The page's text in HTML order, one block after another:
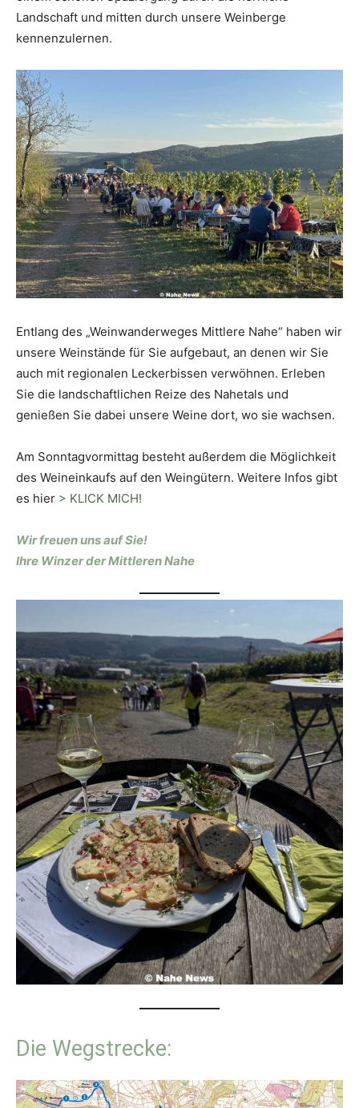
Landschaft und mitten durch unsere Weinberge
kennenzulernen.
Entlang des „Weinwanderweges Mittlere Nahe“ haben wir
unsere Weinstände für Sie aufgebaut, an denen wir Sie
auch mit regionalen Leckerbissen verwöhnen. Erleben
Sie die landschaftlichen Reize des Nahetals und
genießen Sie dabei unsere Weine dort, wo sie wachsen.
Am Sonntagvormittag besteht außerdem die Möglichkeit
des Weineinkaufs auf den Weingütern. Weitere Infos gibt
es hier > KLICK MICH!
Wir freuen uns auf Sie!
Ihre Winzer der Mittleren Nahe
Die Wegstrecke: